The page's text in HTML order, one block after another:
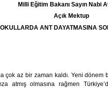
Milli Eğitim Bakanı Sayın Nabi
Açık Mektup
OKULLARDA ANT DAYATMASINA
çok az bir zaman kaldı. Yeni
atmış olmasına rağmen